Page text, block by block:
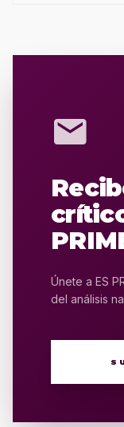
mail
Únete a ES
del análisis